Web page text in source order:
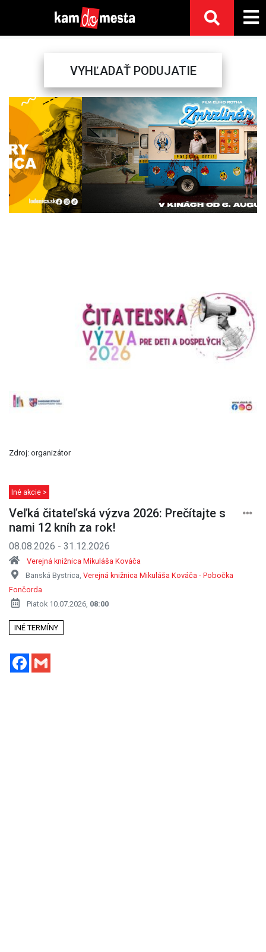
VYHĽADAŤ PODUJATIE
Previous Next
Zdroj: organizátor
Iné akcie >
Veľká čitateľská výzva 2026: Prečítajte s
nami 12 kníh za rok!
08.08.2026 - 31.12.2026
Verejná knižnica Mikuláša Kováča
Banská Bystrica, Verejná knižnica Mikuláša Kováča - Pobočka
Fončorda
Piatok 10.07.2026, 08:00
INÉ TERMÍNY
Facebook